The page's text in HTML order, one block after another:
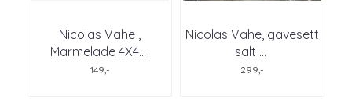
Nicolas Vahe ,
Marmelade 4X4...
149,-
Nicolas Vahe, gavesett
salt ...
299,-